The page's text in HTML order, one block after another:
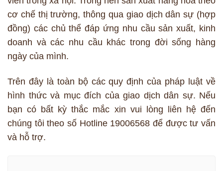
cơ chế thị trường, thông qua giao dịch dân sự (hợp
đồng) các chủ thể đáp ứng nhu cầu sản xuất, kinh
doanh và các nhu cầu khác trong đời sống hàng
ngày của mình.
Trên đây là toàn bộ các quy định của pháp luật về
hình thức và mục đích của giao dịch dân sự. Nếu
bạn có bất kỳ thắc mắc xin vui lòng liên hệ đến
chúng tôi theo số Hotline 19006568 để được tư vấn
và hỗ trợ.